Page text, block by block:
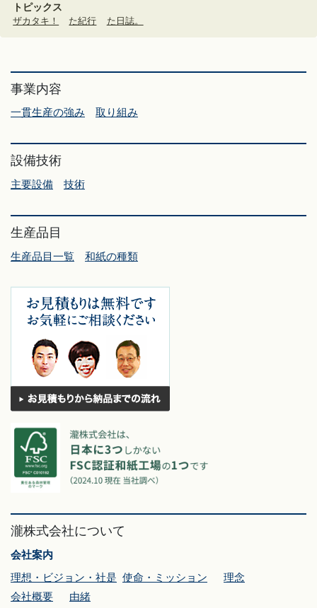
トピックス
ザカタキ！ た紀行 た日誌。
事業内容
一貫生産の強み 取り組み
設備技術
主要設備 技術
生産品目
生産品目一覧 和紙の種類
瀧株式会社について
会社案内
理想・ビジョン・社是 使命・ミッション
理念
会社概要
由緒